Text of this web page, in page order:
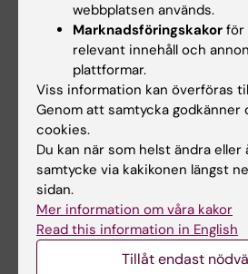
Littorin, Malin Engfeldt,
Julander, Karin Wahlberg,
Karin Broberg.Environmental
Perspectives, online 13
doi:10.1289/EHP7310.
Tags
Cancer och onkologi
Uppdaterad av:
2021-01-13
webbplatsen används.
Marknadsföringskakor för
relevant innehåll och
plattformar.
Viss information kan överföras
Genom att samtycka godkänner
cookies.
Du kan när som helst ändra
samtycke via kakikonen längst
sidan.
Mer information om våra kakor
Read this information in English
Tillåt endast